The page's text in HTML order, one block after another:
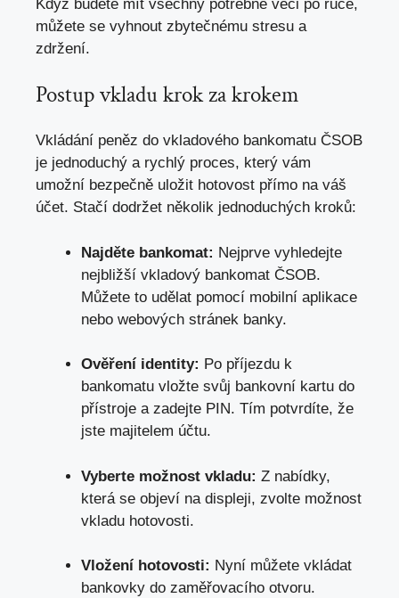
Když budete mít všechny potřebné věci po ruce,
můžete se vyhnout zbytečnému stresu a
zdržení.
Postup vkladu krok za krokem
Vkládání peněz do vkladového bankomatu ČSOB
je jednoduchý a rychlý proces, který vám
umožní bezpečně uložit hotovost přímo na váš
účet. Stačí dodržet několik jednoduchých kroků:
Najděte bankomat: Nejprve vyhledejte
nejbližší vkladový bankomat ČSOB.
Můžete to udělat pomocí mobilní aplikace
nebo webových stránek banky.
Ověření identity: Po příjezdu k
bankomatu vložte svůj bankovní kartu do
přístroje a zadejte PIN. Tím potvrdíte, že
jste majitelem účtu.
Vyberte možnost vkladu: Z nabídky,
která se objeví na displeji, zvolte možnost
vkladu hotovosti.
Vložení hotovosti: Nyní můžete vkládat
bankovky do zaměřovacího otvoru.